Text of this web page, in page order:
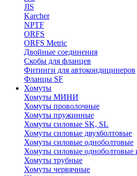
JIS
Karcher
NPTF
ORFS
ORFS Metric
Двойные соединения
Скобы для фланцев
Фитинги для автокондицинеров
Фланцы SF
Хомуты
Хомуты МИНИ
Хомуты проволочные
Хомуты пружинные
Хомуты силовые SK, SL
Хомуты силовые двухболтовые
Хомуты силовые одноболтовые
Хомуты силовые одноболтовые
Хомуты трубные
Хомуты червячные